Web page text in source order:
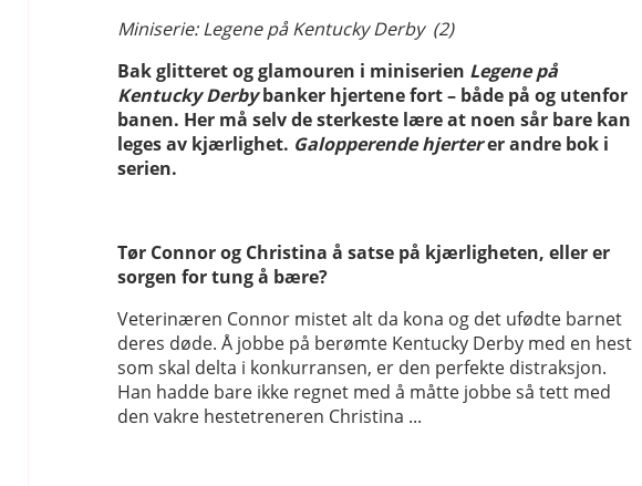
Miniserie: Legene på Kentucky Derby (2)
Bak glitteret og glamouren i miniserien Legene på
Kentucky Derbybanker hjertene fort – både på og utenfor
banen. Her må selv de sterkeste lære at noen sår bare kan
leges av kjærlighet. Galopperende hjerterer andre bok i
serien.
Tør Connor og Christina å satse på kjærligheten, eller er
sorgen for tung å bære?
Veterinæren Connor mistet alt da kona og det ufødte barnet
deres døde. Å jobbe på berømte Kentucky Derby med en hest
som skal delta i konkurransen, er den perfekte distraksjon.
Han hadde bare ikke regnet med å måtte jobbe så tett med
den vakre hestetreneren Christina ...